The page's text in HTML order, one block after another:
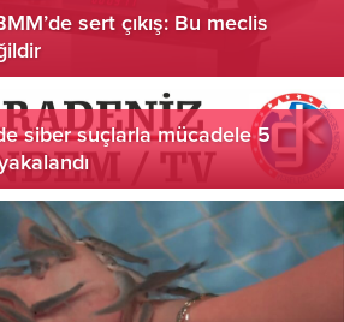
sert çıkış: Bu meclis
siber suçlarla mücadele 5